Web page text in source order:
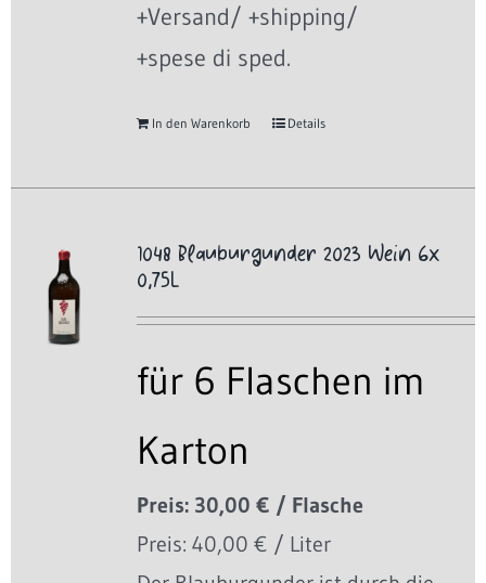
+Versand/ +shipping/
+spese di sped.
In den Warenkorb Details
1048 Blauburgunder 2023 Wein 6x
0,75L
für 6 Flaschen im
Karton
Preis: 30,00 € / Flasche
Preis: 40,00 € / Liter